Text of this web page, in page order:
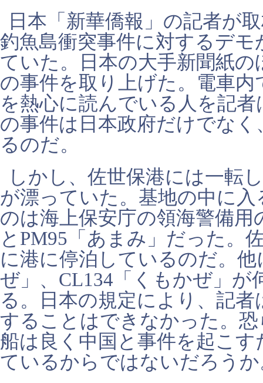
日本「新華僑報」の記者が
釣魚島衝突事件に対するデ
ていた。日本の大手新聞紙
の事件を取り上げた。電車
を熱心に読んでいる人を記
の事件は日本政府だけでな
るのだ。
しかし、佐世保港には一転
が漂っていた。基地の中に
のは海上保安庁の領海警備用
とPM95「あまみ」だった。
に港に停泊しているのだ。
ぜ」、CL134「くもかぜ」が
る。日本の規定により、記
することはできなかった。
船は良く中国と事件を起こ
ているからではないだろう